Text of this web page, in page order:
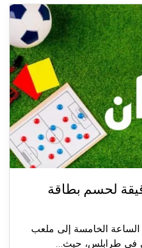
الشمال 90 دقيقة لحسم بطاقة
الساعة الخامسة إلى ملعب
في طرابلس، حيث...